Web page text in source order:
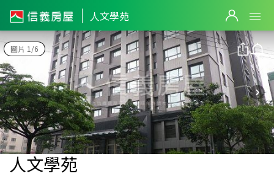
人文學苑
圖片 1/6
人文學苑